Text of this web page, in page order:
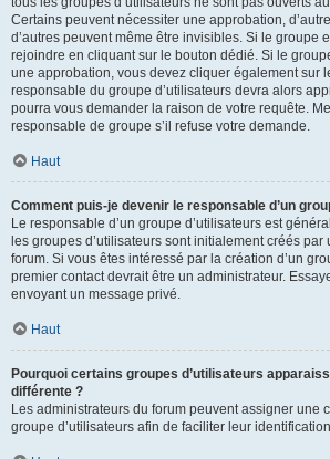
Certains peuvent nécessiter une approbation,
d’autres peuvent même être invisibles. Si le groupe
rejoindre en cliquant sur le bouton dédié. Si le
une approbation, vous devez cliquer également sur
responsable du groupe d’utilisateurs devra alors
pourra vous demander la raison de votre requête.
responsable de groupe s’il refuse votre demande.
Haut
Comment puis-je devenir le responsable d’un
Le responsable d’un groupe d’utilisateurs est
les groupes d’utilisateurs sont initialement créés par
forum. Si vous êtes intéressé par la création d’un
premier contact devrait être un administrateur.
envoyant un message privé.
Haut
Pourquoi certains groupes d’utilisateurs
différente ?
Les administrateurs du forum peuvent assigner une
groupe d’utilisateurs afin de faciliter leur